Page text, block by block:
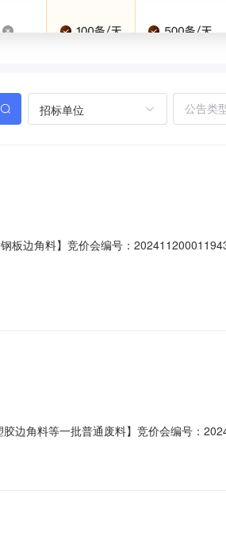
招标单位
板边角料】竞价会编号：
挑选，必须全部出清标的：不锈钢板边角
边角料等一批普通废料】竞价会编号：
PPE，袋装，混合废料，不接受挑选，必须